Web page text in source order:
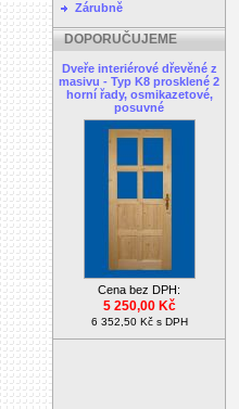
Zárubně
DOPORUČUJEME
Dveře interiérové dřevěné z
masivu - Typ K8 prosklené 2
horní řady, osmikazetové,
posuvné
Cena bez DPH:
5 250,00 Kč
6 352,50 Kč s DPH